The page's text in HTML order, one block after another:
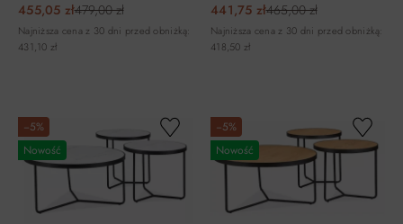
455,05 zł479,00 zł
Najniższa cena z 30 dni przed obniżką:
431,10 zł
441,75 zł465,00 zł
Najniższa cena z 30 dni przed obniżką:
418,50 zł
−5%
Nowość
−5%
Nowość